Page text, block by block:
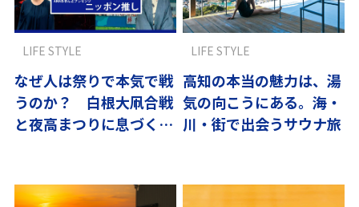
なぜ人は祭りで本気で戦
うのか？ 白根大凧合戦
と夜高まつりに息づく
LIFE STYLE
高知の本当の魅力は、湯
気の向こうにある。海・
川・街で出会うサウナ旅
LIFE STYLE